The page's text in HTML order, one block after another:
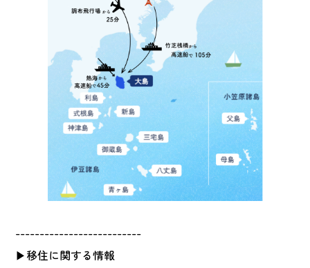
--------------------------
▶移住に関する情報